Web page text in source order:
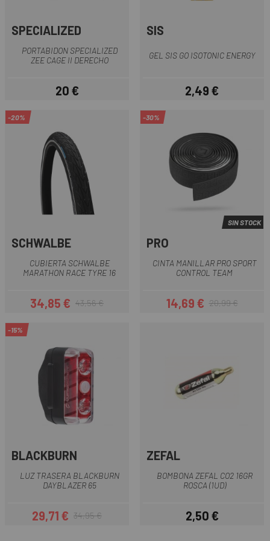
SPECIALIZED
PORTABIDON SPECIALIZED
ZEE CAGE II DERECHO
Precio
20 €
SIS
GEL SIS GO ISOTONIC ENERGY
Precio
2,49 €
-20%
SCHWALBE
CUBIERTA SCHWALBE
MARATHON RACE TYRE 16
Precio
34,85 €Precio regular
43,56 €
-30%
SIN STOCK
PRO
CINTA MANILLAR PRO SPORT
CONTROL TEAM
Precio
14,69 €Precio regular
20,99 €
-15%
BLACKBURN
LUZ TRASERA BLACKBURN
DAYBLAZER 65
Precio
29,71 €Precio regular
34,95 €
ZEFAL
BOMBONA ZEFAL CO2 16GR
ROSCA (1UD)
Precio
2,50 €